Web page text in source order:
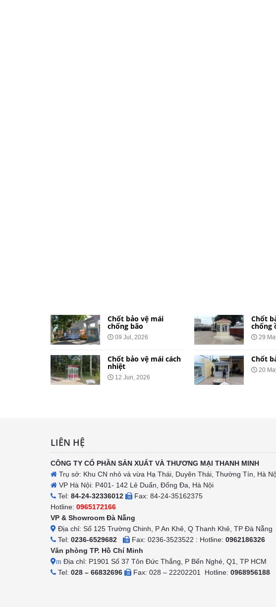
Chốt bảo vệ mái
chống bão
09 Jul, 2026
Chốt bảo vệ mái cách
nhiệt
12 Jun, 2026
Chốt
chống
29
Chốt
20
LIÊN HỆ
CÔNG TY CỔ PHẦN SẢN XUẤT VÀ THƯƠNG MẠI THANH MINH
Trụ sở: Khu CN nhỏ và vừa Hạ Thái, Duyên Thái, Thường Tín, Hà
VP Hà Nội: P401- 142 Lê Duẩn, Đống Đa, Hà Nội
Tel: 84-24-32336012
Fax: 84-24-35162375
Hotline: 0965172166
VP & Showroom Đà Nẵng
Địa chỉ: Số 125 Trường Chinh, P An Khê, Q Thanh Khê, TP Đà Nẵng
Tel: 0236-6529682 Fax: 0236-3523522 : Hotline: 0962186326
Văn phòng TP. Hồ Chí Minh
m Địa chỉ: P1901 Số 37 Tôn Đức Thắng, P Bến Nghé, Q1, TP HCM
Tel: 028 – 66832696 Fax: 028 – 22202201 Hotline: 0968956188